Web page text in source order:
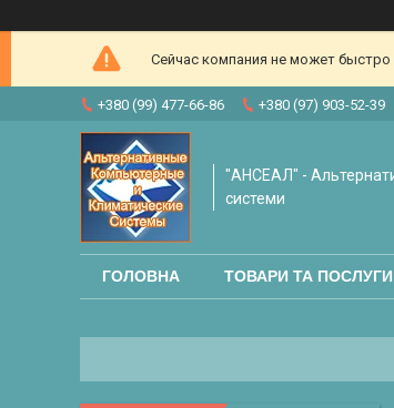
Сейчас компания не может
+380 (99) 477-66-86 +380 (97) 903-52-39
"АНСЕАЛ" -
системи
ГОЛОВНА ТОВАРИ ТА ПОСЛУГИ